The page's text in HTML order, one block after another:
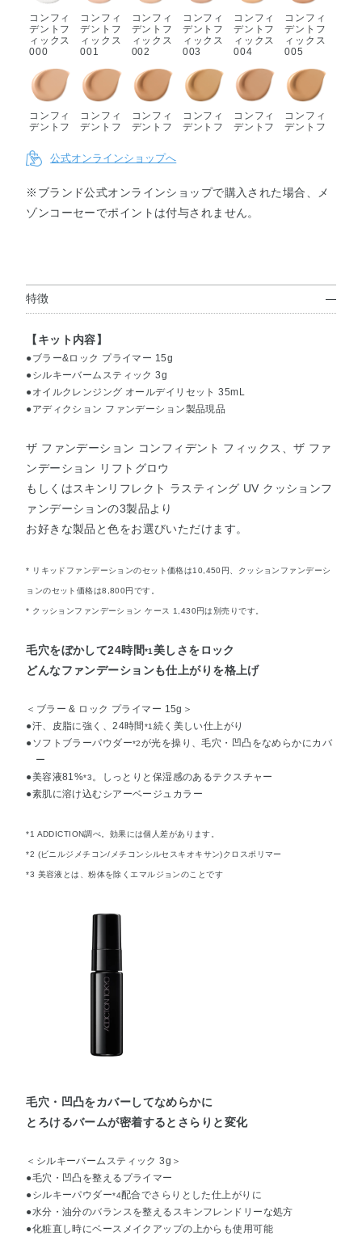
コンフィ
デントフ
ィックス
000
コンフィ
デントフ
ィックス
001
コンフィ
デントフ
ィックス
002
コンフィ
デントフ
ィックス
003
コンフィ
デントフ
ィックス
004
コンフィ
デントフ
ィックス
005
コンフィ
デントフ
006
コンフィ
デントフ
コンフィ
デントフ
コンフィ
デントフ
コンフィ
デントフ
コンフィ
デントフ
コンフィ
コンフィ
リフトグ
リフトグ
リフトグ
リフトグ
リフトグ
リフトグ
リフトグ
リフトグ
リフトグ
リフトグ
ロウ011
リフトグ
ロウ000
クッショ
ンファン
デーショ
クッショ
ンファン
デーショ
クッショ
ンファン
クッショ
ンファン
デーショ
クッショ
ンファン
デーショ
公式オンラインショップへ
※ブランド公式オンラインショップで購入された場合、メ
ゾンコーセーでポイントは付与されません。
特徴
【キット内容】
●ブラー&ロック プライマー 15g
●シルキーバームスティック 3g
●オイルクレンジング オールデイリセット 35mL
●アディクション ファンデーション製品現品
ザ ファンデーション コンフィデント フィックス、ザ ファ
ンデーション リフトグロウ
もしくはスキンリフレクト ラスティング UV クッションフ
ァンデーションの3製品より
お好きな製品と色をお選びいただけます。
* リキッドファンデーションのセット価格は10,450円、クッションファンデーシ
ョンのセット価格は8,800円です。
* クッションファンデーション ケース 1,430円は別売りです。
毛穴をぼかして24時間*1 美しさをロック
どんなファンデーションも仕上がりを格上げ
＜ブラー & ロック プライマー 15g＞
●汗、皮脂に強く、24時間 *1 続く美しい仕上がり
●ソフトブラーパウダー*2が光を操り、毛穴・凹凸をなめらかにカバ
ー
●美容液81%*3。しっとりと保湿感のあるテクスチャー
●素肌に溶け込むシアーベージュカラー
*1 ADDICTION調べ。効果には個人差があります。
*2 (ビニルジメチコン/メチコンシルセスキオキサン)クロスポリマー
*3 美容液とは、粉体を除くエマルジョンのことです
毛穴・凹凸をカバーしてなめらかに
とろけるバームが密着するとさらりと変化
＜シルキーバームスティック 3g＞
●毛穴・凹凸を整えるプライマー
●シルキーパウダー*4配合でさらりとした仕上がりに
●水分・油分のバランスを整えるスキンフレンドリーな処方
●化粧直し時にベースメイクアップの上からも使用可能